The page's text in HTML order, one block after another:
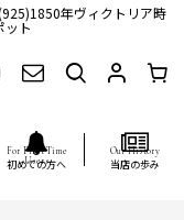
年ヴィクトリア時
ット
初めての方へ 当店の歩み